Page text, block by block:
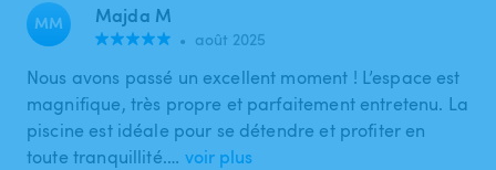
MM Majda M
• août 2025
Nous avons passé un excellent moment ! L’espace est
magnifique, très propre et parfaitement entretenu. La
piscine est idéale pour se détendre et profiter en
toute tranquillité.… voir plus